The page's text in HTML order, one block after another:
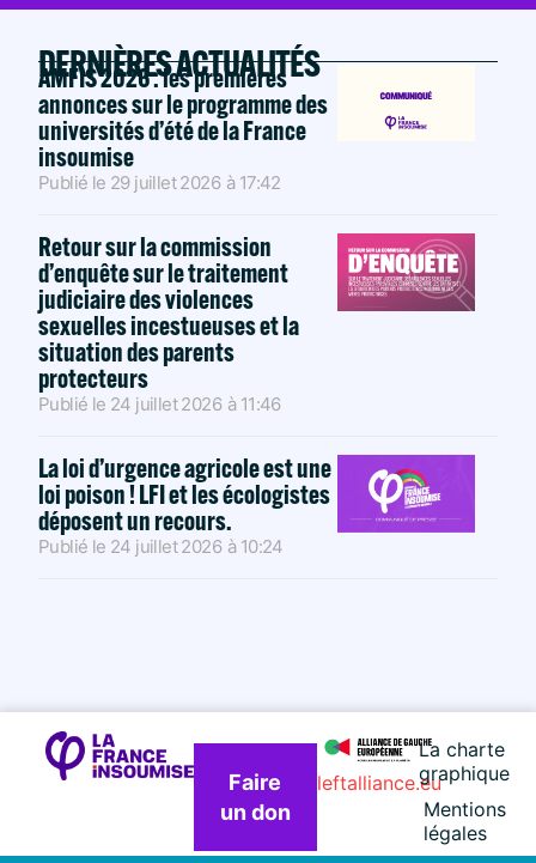
DERNIÈRES ACTUALITÉS
AMFIS 2026 : les premières
annonces sur le programme des
universités d’été de la France
insoumise
Publié le 29 juillet 2026 à 17:42
Retour sur la commission
d’enquête sur le traitement
judiciaire des violences
sexuelles incestueuses et la
situation des parents
protecteurs
Publié le 24 juillet 2026 à 11:46
La loi d’urgence agricole est une
loi poison ! LFI et les écologistes
déposent un recours.
Publié le 24 juillet 2026 à 10:24
Faire
un don
La charte
graphique
Mentions
légales
leftalliance.eu